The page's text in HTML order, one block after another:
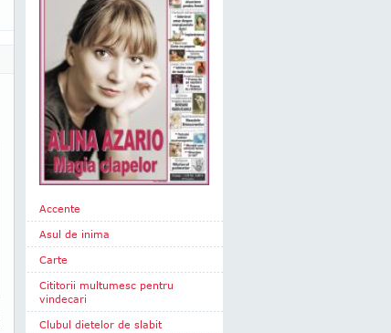
Accente
Asul de inima
Carte
Cititorii multumesc pentru
vindecari
Clubul dietelor de slabit